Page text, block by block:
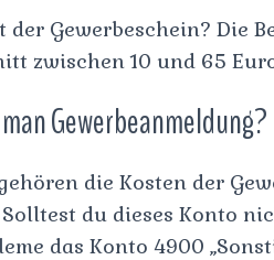
der Gewerbeschein? Die
zwischen 10 und 65
Gewerbeanmeldung?
die Kosten der
Solltest du dieses Konto
das Konto 4900